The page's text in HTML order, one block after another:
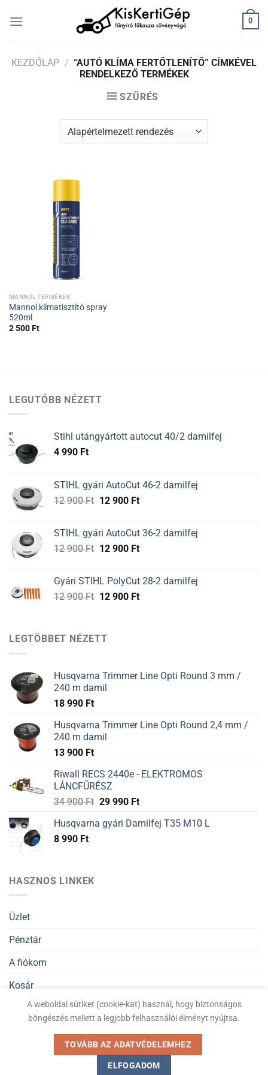
0
KEZDŐLAP / “AUTÓ KLÍMA FERTŐTLENÍTŐ” CÍMKÉVEL
RENDELKEZŐ TERMÉKEK
SZŰRÉS
MANNOL TERMÉKEK
Mannol klímatisztító spray
520ml
2 500Ft
LEGUTÓBB NÉZETT
Stihl utángyártott autocut 40/2 damilfej
4 990 Ft
STIHL gyári AutoCut 46-2 damilfej
12 900Ft Original
12
900 Ft.
12 900 FtCurrent
12
900 Ft.
STIHL gyári AutoCut 36-2 damilfej
12 900Ft Original
12
900 Ft.
12 900 FtCurrent
12
900 Ft.
Gyári STIHL PolyCut 28-2 damilfej
12 900Ft Original
12
12 900 FtCurrent
LEGTÖBBET NÉZETT
Husqvarna Trimmer Line Opti Round 3 mm /
240 m damil
18 990 Ft
Husqvarna Trimmer Line Opti Round 2,4 mm /
240 m damil
13 900 Ft
Riwall RECS 2440e - ELEKTROMOS
LÁNCFŰRÉSZ
34 900Ft 29 990 Ft
Husqvarna gyári Damilfej T35 M10 L
8 990 Ft
HASZNOS LINKEK
Üzlet
Pénztár
A fiókom
Kosár
Általános Szerződési Feltételek
Kiskertigep.hu © Minden jog fenntartva 2026
A weboldal sütiket (cookie-kat) használ, hogy biztonságos
böngészés mellett a legjobb felhasználói élményt nyújtsa.
TOVÁBB AZ ADATVÉDELEMHEZ
ELFOGADOM